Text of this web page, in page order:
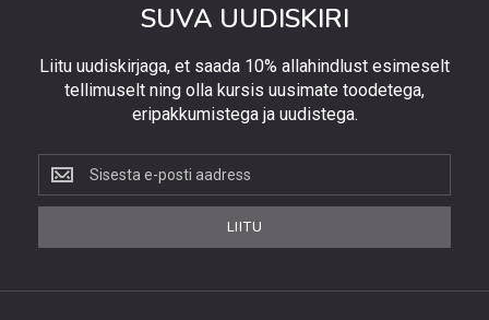
SUVA UUDISKIRI
Liitu uudiskirjaga, et saada 10% allahindlust esimeselt
tellimuselt ning olla kursis uusimate toodetega,
eripakkumistega ja uudistega.
Liitu
uudiskirjaga,
et
LIITU